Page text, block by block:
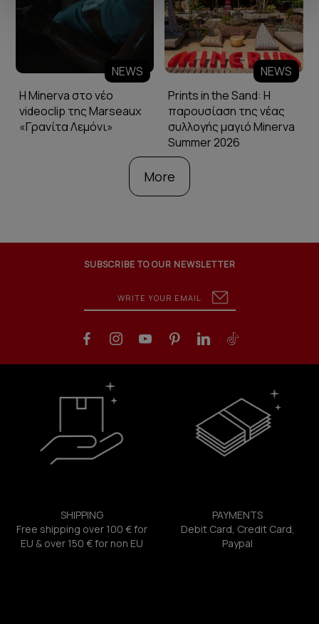
NEWS
Η Minerva στο νέο
videoclip της Marseaux
«Γρανίτα Λεμόνι»
NEWS
Prints in the Sand: Η
παρουσίαση της νέας
συλλογής μαγιό Minerva
Summer 2026
More
SUBSCRIBE TO OUR NEWSLETTER
SHIPPING
Free shipping over 100 € for
EU & over 150 € for non EU
PAYMENTS
Debit Card, Credit Card,
Paypal